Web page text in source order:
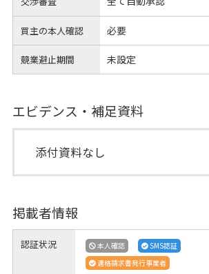
買主の本人確認 必要
競業避止期間 未設定
エビデンス・補足資料
添付資料なし
掲載者情報
認証状況 本人確認
SMS認証
適格請求書発行事業者